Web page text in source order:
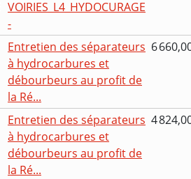
VOIRIES_L4_HYDOCURAGE
-
Entretien des séparateurs
à hydrocarbures et
débourbeurs au profit de
la Ré...
6
Entretien des séparateurs
à hydrocarbures et
débourbeurs au profit de
la Ré...
4